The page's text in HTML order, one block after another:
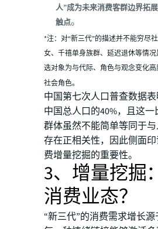
人”成为未来消费客群边界拓
触点。
*注：对“新三代”的描述并不能穷尽
女、千禧单身族群、延迟退休等情
选对象为与代际、角色与观念变化
社会角色。
中国第七次人口普查数据
中国总人口的40%，且这
群体虽然不能简单等同于
存在正相关性，因此侧面
费增量挖掘的重要性。
3、增量挖掘
消费业态？
“新三代”的消费需求增长